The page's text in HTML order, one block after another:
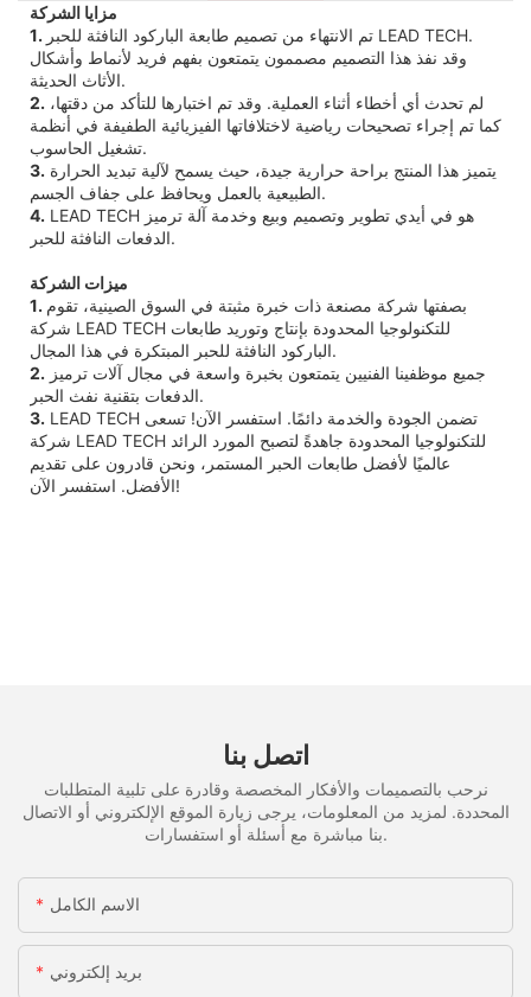
مزايا الشركة
1.
وقد نفذ هذا التصميم مصممون يتمتعون بفهم فريد لأنماط وأشكال
الأثاث الحديثة.
2.
كما تم إجراء تصحيحات رياضية لاختلافاتها الفيزيائية الطفيفة في أنظمة
تشغيل الحاسوب.
3.
الطبيعية بالعمل ويحافظ على جفاف الجسم.
4. LEAD TECH هو في أيدي تطوير وتصميم وبيع وخدمة آلة ترميز
الدفعات النافثة للحبر.
ميزات الشركة
1.
شركة LEAD TECH للتكنولوجيا المحدودة بإنتاج وتوريد طابعات
الباركود النافثة للحبر المبتكرة في هذا المجال.
2.
الدفعات بتقنية نفث الحبر.
3. LEAD TECH تضمن الجودة والخدمة دائمًا. استفسر الآن! تسعى
شركة LEAD TECH للتكنولوجيا المحدودة جاهدةً لتصبح المورد الرائد
عالميًا لأفضل طابعات الحبر المستمر، ونحن قادرون على تقديم
الأفضل. استفسر الآن!
اتصل بنا
نرحب بالتصميمات والأفكار المخصصة وقادرة على تلبية المتطلبات
المحددة. لمزيد من المعلومات، يرجى زيارة الموقع الإلكتروني أو الاتصال
بنا مباشرة مع أسئلة أو استفسارات.
الاسم الكامل
بريد إلكتروني